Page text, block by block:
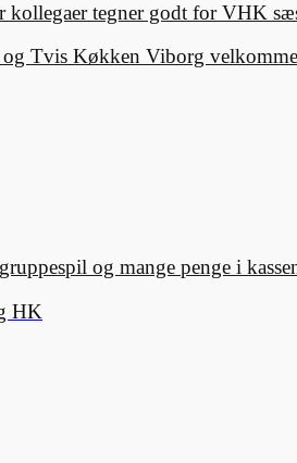
kollegaer tegner godt for VHK
Tvis Køkken Viborg
og mange penge i
HK